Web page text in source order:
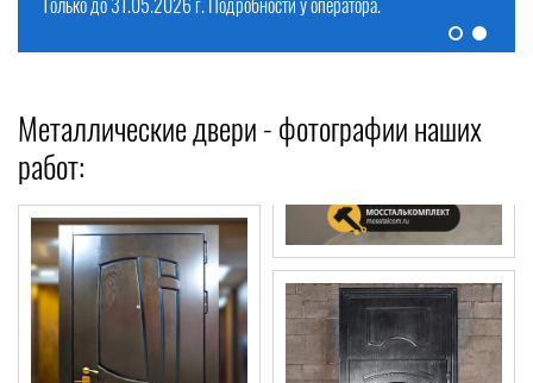
Металлические двери - фотографии наших
работ: